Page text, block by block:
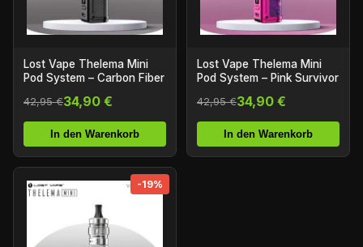
Lost Vape Thelema Mini
Pod System – Carbon Fiber
42,95 €34,90 €
In den Warenkorb
Lost Vape Thelema Mini
Pod System – Pink Survivor
42,95 €34,90 €
In den Warenkorb
-19%